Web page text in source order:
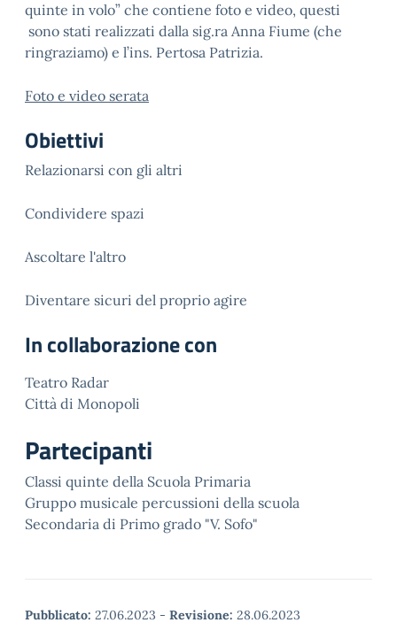
quinte in volo” che contiene foto e video, questi
sono stati realizzati dalla sig.ra Anna Fiume (che
ringraziamo) e l’ins. Pertosa Patrizia.
Foto e video serata
Obiettivi
Relazionarsi con gli altri
Condividere spazi
Ascoltare l'altro
Diventare sicuri del proprio agire
In collaborazione con
Teatro Radar
Città di Monopoli
Partecipanti
Classi quinte della Scuola Primaria
Gruppo musicale percussioni della scuola
Secondaria di Primo grado "V. Sofo"
Pubblicato: 27.06.2023 - Revisione: 28.06.2023